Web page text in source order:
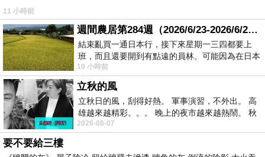
民宿預訂費用
11 小時前
週間農居第284週（2026/6/23-2026/6/24) 夏至 金黃稻浪洋溢豐收喜悅
結束亂買一通日本行，接下來星期一三四都要上
班，而且還要開到有點遠的員林。可能因為在日本
花不少錢，星期一出門上班時，心裡沒有一
10 小時前
立秋的風
立秋日的風，刮得好熱。 軍事演習，不外出。 高
雄越來越精彩。。。 晚上的夜市越來越熱鬧。 秋
天的風刮得很熱 夜遊消暑熱。。。
2026-08-07
要不要給三樓